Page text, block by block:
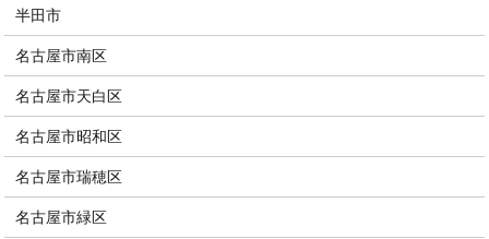
半田市
名古屋市南区
名古屋市天白区
名古屋市昭和区
名古屋市瑞穂区
名古屋市緑区